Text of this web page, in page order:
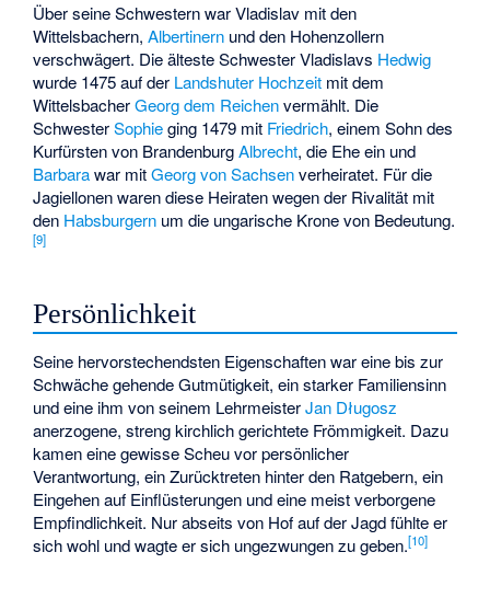
Über seine Schwestern war Vladislav mit den
Wittelsbachern,Albertinern und den Hohenzollern
verschwägert. Die älteste Schwester Vladislavs Hedwig
wurde 1475 auf der Landshuter Hochzeit mit dem
WittelsbacherGeorg dem Reichenvermählt. Die
SchwesterSophieging 1479 mit Friedrich, einem Sohn des
Kurfürsten von BrandenburgAlbrecht, die Ehe ein und
Barbarawar mitGeorg von Sachsenverheiratet. Für die
Jagiellonen waren diese Heiraten wegen der Rivalität mit
den Habsburgern um die ungarische Krone von Bedeutung.
[9]
Persönlichkeit
Seine hervorstechendsten Eigenschaften war eine bis zur
Schwäche gehende Gutmütigkeit, ein starker Familiensinn
und eine ihm von seinem LehrmeisterJan Długosz
anerzogene, streng kirchlich gerichtete Frömmigkeit. Dazu
kamen eine gewisse Scheu vor persönlicher
Verantwortung, ein Zurücktreten hinter den Ratgebern, ein
Eingehen auf Einflüsterungen und eine meist verborgene
Empfindlichkeit. Nur abseits von Hof auf der Jagd fühlte er
sich wohl und wagte er sich ungezwungen zu geben.[10]